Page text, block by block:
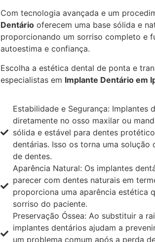
Com tecnologia avançada e um
Dentário oferecem uma base sólida e
proporcionando um sorriso completo e
autoestima e confiança.
Escolha a estética dental de ponta e
especialistas em Implante Dentário em
Estabilidade e Segurança: Implantes
diretamente no osso maxilar ou
sólida e estável para dentes
dentárias. Isso os torna uma solução
de dentes.
Aparência Natural: Os implantes
parecer com dentes naturais em
proporciona uma aparência estética
sorriso do paciente.
Preservação Óssea: Ao substituir a
implantes dentários ajudam a
um problema comum após a perda